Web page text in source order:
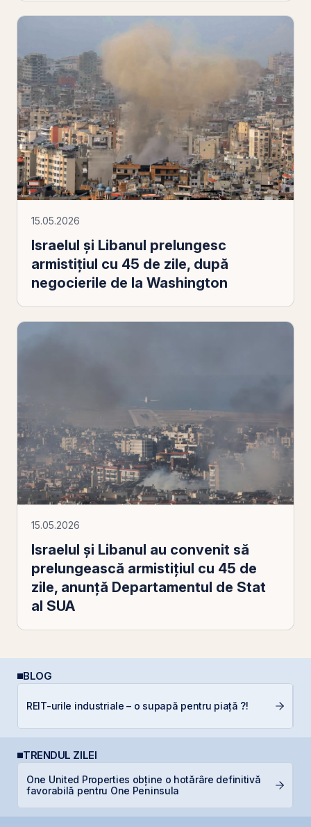
15.05.2026
Israelul şi Libanul prelungesc
armistiţiul cu 45 de zile, după
negocierile de la Washington
15.05.2026
Israelul şi Libanul au convenit să
prelungească armistiţiul cu 45 de
zile, anunţă Departamentul de Stat
al SUA
BLOG
REIT-urile industriale – o supapă pentru piață ?!
TRENDUL ZILEI
One United Properties obține o hotărâre definitivă
favorabilă pentru One Peninsula